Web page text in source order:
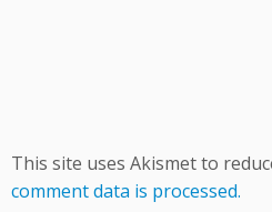
This site uses Akismet to
comment data is processed.